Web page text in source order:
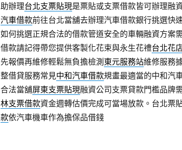
助辦理台北支票貼現是票貼或支票借款皆可辦理融
汽車借款前往台北當舖去辦理汽車借款銀行挑選快
如何挑選正規合法的借款管道安全的車輛融資方案
借款請記得帶您提供客製化花束與永生花禮台北花
先報價再維修輕鬆無負擔檢測東元服務站維修服務
整借貸服務常見中和汽車借款規畫最適當的中和汽
合法當舖屏東支票貼現融資公司支票貸款門檻品牌
林支票借款資金週轉估價完成可當場放款。台北票
款依汽車機車作為擔保品借錢